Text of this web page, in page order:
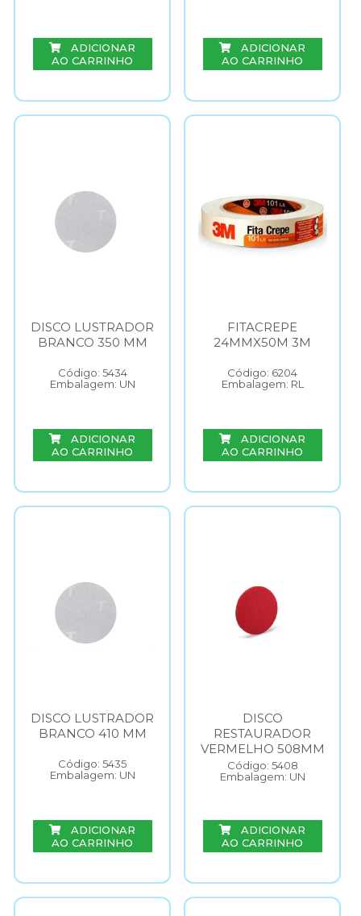
ADICIONAR
AO CARRINHO
ADICIONAR
AO CARRINHO
DISCO LUSTRADOR
BRANCO 350 MM
Código: 5434
Embalagem: UN
ADICIONAR
AO CARRINHO
FITACREPE
24MMX50M 3M
Código: 6204
Embalagem: RL
ADICIONAR
AO CARRINHO
DISCO LUSTRADOR
BRANCO 410 MM
Código: 5435
Embalagem: UN
ADICIONAR
AO CARRINHO
DISCO
RESTAURADOR
VERMELHO 508MM
Código: 5408
Embalagem: UN
ADICIONAR
AO CARRINHO